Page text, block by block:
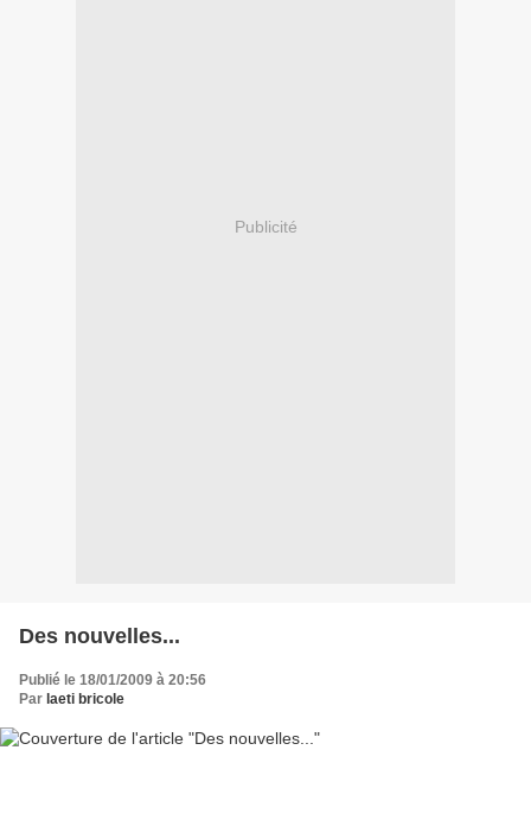
Publicité
Des nouvelles...
Publié le 18/01/2009 à 20:56
Par laeti bricole